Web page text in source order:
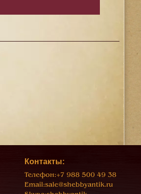
Контакты:
Телефон:+7 988 500 49 38
Email:sale@shebbyantik.ru